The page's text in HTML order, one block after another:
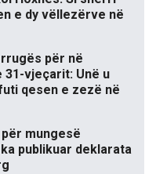
e dy vëllezërve në
rrugës për në
31-vjeçarit: Unë u
qesen e zezë në
mungesë
publikuar deklarata